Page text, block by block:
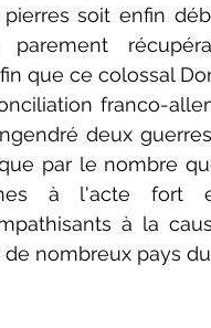
pierres soit enfin
que ce colossal
franco-
deux guerres
par le nombre
à l'acte fort
à la
nombreux pays